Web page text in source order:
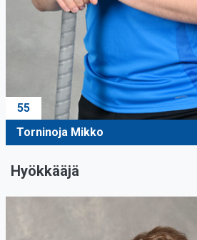
55
Torninoja Mikko
Hyökkääjä